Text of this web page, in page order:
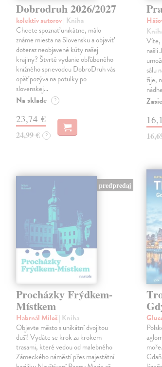
Dobrodruh 2026/2027
kolektív autorov| Kniha
Chcete spoznať unikátne, málo
známe miesta na Slovensku a objaviť
doteraz neobjavené kúty našej
krajiny? Štvrté vydanie obľúbeného
knižného sprievodcu DobroDruh vás
opäť pozýva na potulky po
slovenskej…
Na sklade ?
23,74 €
24,99 € ?
Víte,
našli
sálu
žije,
predpredaj
Procházky Frýdkem-
Místkem
Habrnál Miloš| Kniha
Objevte město s unikátní dvojitou
duší! Vydáte se krok za krokem
trasami, které vedou od malebného
Zámeckého náměstí přes majestátní